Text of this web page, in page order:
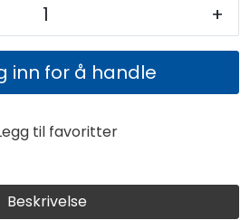
Beskrivelse
+
inn for å handle
til favoritter